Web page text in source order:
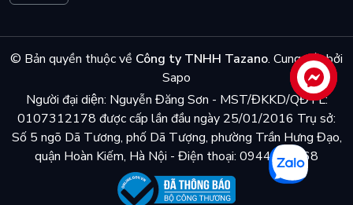
© Bản quyền thuộc về Công ty TNHH Tazano. Cung cấp bởi
Sapo
Người đại diện: Nguyễn Đăng Sơn - MST/ĐKKD/QĐTL:
0107312178 được cấp lần đầu ngày 25/01/2016 Trụ sở:
Số 5 ngõ Dã Tương, phố Dã Tượng, phường Trần Hưng Đạo,
quận Hoàn Kiếm, Hà Nội - Điện thoại: 0944048868
Liên hệ